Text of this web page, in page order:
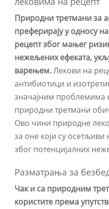
Природни третмани за
преферирају у односу
рецепт због мањег
нежељених ефеката,
варењем.Лекови на
антибиотици и
значајним проблемима
природни третмани
Ово чини природне
за оне који су
због потенцијалних
Разматрања за
Чак и са природним
користите према